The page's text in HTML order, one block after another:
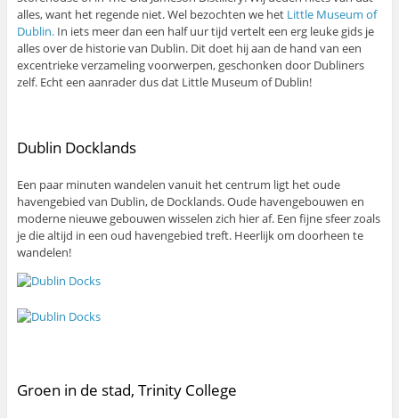
alles, want het regende niet. Wel bezochten we het Little Museum of
Dublin.In iets meer dan een half uur tijd vertelt een erg leuke gids je
alles over de historie van Dublin. Dit doet hij aan de hand van een
excentrieke verzameling voorwerpen, geschonken door Dubliners
zelf. Echt een aanrader dus dat Little Museum of Dublin!
Dublin Docklands
Een paar minuten wandelen vanuit het centrum ligt het oude
havengebied van Dublin, de Docklands. Oude havengebouwen en
moderne nieuwe gebouwen wisselen zich hier af. Een fijne sfeer zoals
je die altijd in een oud havengebied treft. Heerlijk om doorheen te
wandelen!
Groen in de stad, Trinity College